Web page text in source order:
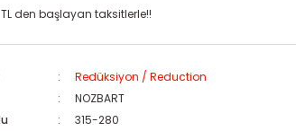
den başlayan taksitlerle!!
Redüksiyon / Reduction
NOZBART
315-280